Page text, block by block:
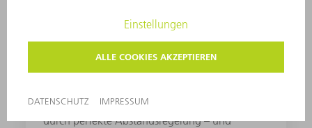
ControlLine
ControlLine verschafft Ihnen ideale Teilequalität
durch perfekte Abstandsregelung – und